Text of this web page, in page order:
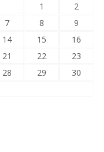
1
2
7 8
9
14 15
16
21 22
23
28 29
30